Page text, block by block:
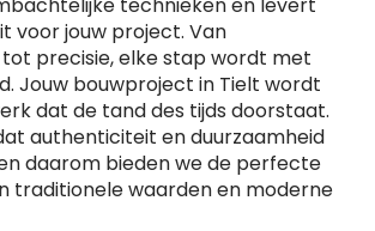
voor jouw project. Van
precisie, elke stap wordt met
Jouw bouwproject in Tielt wordt
dat de tand des tijds doorstaat.
authenticiteit en duurzaamheid
daarom bieden we de perfecte
traditionele waarden en moderne